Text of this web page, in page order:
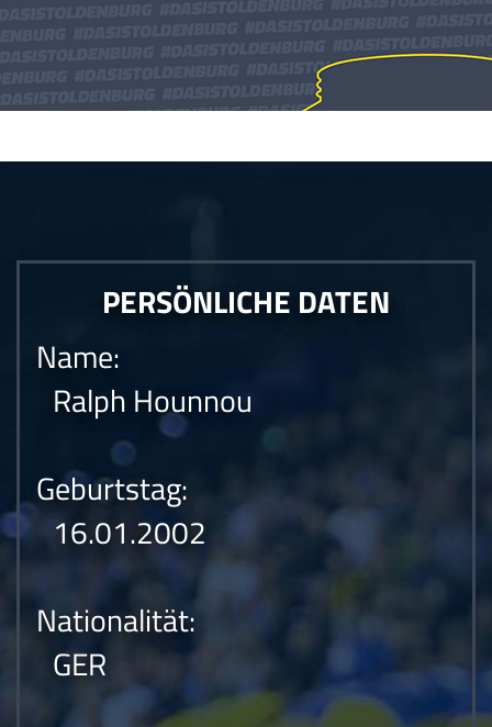
PERSÖNLICHE DATEN
Name:
Ralph Hounnou
Geburtstag:
16.01.2002
Nationalität:
GER